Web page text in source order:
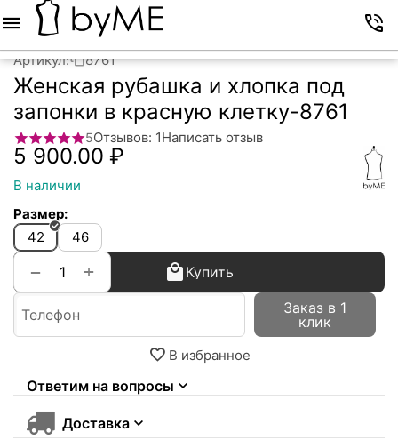
Артикул: 8761
Женская рубашка и хлопка под
запонки в красную клетку-8761
5Отзывов: 1Написать отзыв
5 900.00 ₽
В наличии
Размер:
42
46
+
−
Купить
Заказ в 1
клик
В избранное
Ответим на вопросы
Доставка
Меню Корзина Контакты